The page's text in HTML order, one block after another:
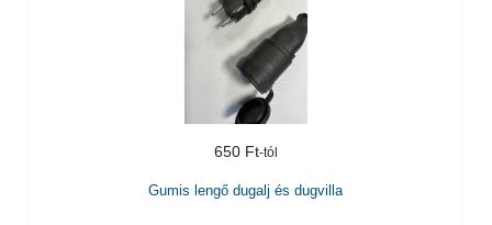
650 Ft
Gumis lengő dugalj és dugvilla